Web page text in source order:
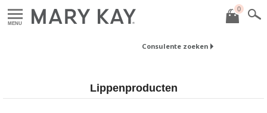
MENU
0
Consulente zoeken
Lippenproducten